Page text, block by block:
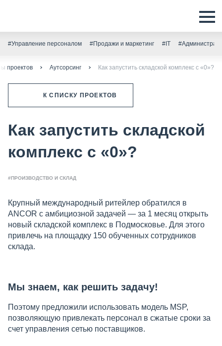
#Управление персоналом #Продажи и маркетинг #IT
проектов Аутсорсинг Как запустить складской комплекс с «0»?
К СПИСКУ ПРОЕКТОВ
Как запустить складской
комплекс с «0»?
#ПРОИЗВОДСТВО И СКЛАД
Крупный международный ритейлер обратился в
ANCOR c амбициозной задачей — за 1 месяц открыть
новый складской комплекс в Подмосковье. Для этого
привлечь на площадку 150 обученных сотрудников
склада.
Мы знаем, как решить задачу!
Поэтому предложили использовать модель MSP,
позволяющую привлекать персонал в сжатые сроки за
счет управления сетью поставщиков.